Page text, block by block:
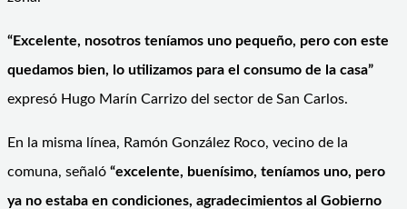
“Excelente, nosotros teníamos uno pequeño, pero con este
quedamos bien, lo utilizamos para el consumo de la casa”
expresó Hugo Marín Carrizo del sector de San Carlos.
En la misma línea, Ramón González Roco, vecino de la
comuna, señaló “excelente, buenísimo, teníamos uno, pero
ya no estaba en condiciones, agradecimientos al Gobierno